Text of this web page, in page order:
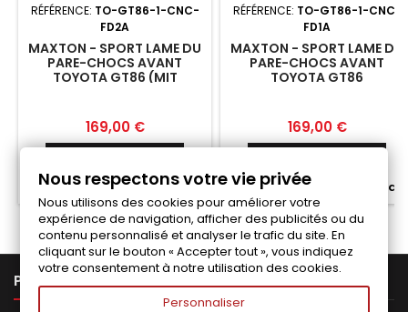
RÉFÉRENCE: TO-GT86-1-CNC-
FD2A
MAXTON - SPORT LAME DU
PARE-CHOCS AVANT
TOYOTA GT86 (MIT
Prix
169,00 €
Fabriqué a la commande
RÉFÉRENCE: TO-GT86-1-CNC-
FD1A
MAXTON - SPORT LAME DU
PARE-CHOCS AVANT
TOYOTA GT86
Prix
169,00 €
Fabriqué a la commande
PRODUITS
Nous respectons votre vie privée
Nous utilisons des cookies pour améliorer votre
expérience de navigation, afficher des publicités ou du
contenu personnalisé et analyser le trafic du site. En
cliquant sur le bouton « Accepter tout », vous indiquez
votre consentement à notre utilisation des cookies.
Personnaliser